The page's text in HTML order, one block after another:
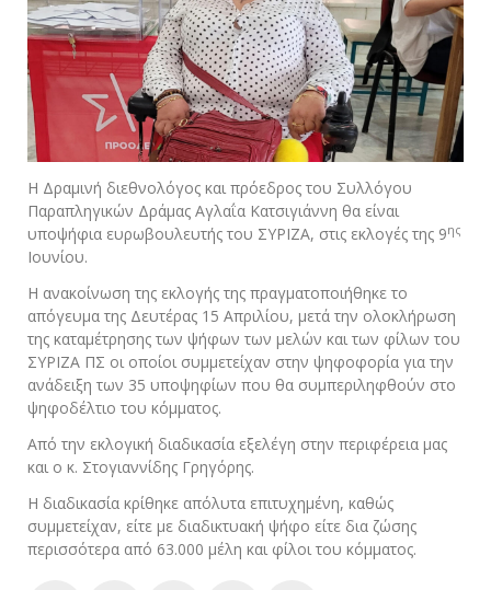
Η Δραμινή διεθνολόγος και πρόεδρος του Συλλόγου
Παραπληγικών Δράμας Αγλαΐα Κατσιγιάννη θα είναι
υποψήφια ευρωβουλευτής του ΣΥΡΙΖΑ, στις εκλογές της 9ης
Ιουνίου.
Η ανακοίνωση της εκλογής της πραγματοποιήθηκε το
απόγευμα της Δευτέρας 15 Απριλίου, μετά την ολοκλήρωση
της καταμέτρησης των ψήφων των μελών και των φίλων του
ΣΥΡΙΖΑ ΠΣ οι οποίοι συμμετείχαν στην ψηφοφορία για την
ανάδειξη των 35 υποψηφίων που θα συμπεριληφθούν στο
ψηφοδέλτιο του κόμματος.
Από την εκλογική διαδικασία εξελέγη στην περιφέρεια μας
και ο κ. Στογιαννίδης Γρηγόρης.
Η διαδικασία κρίθηκε απόλυτα επιτυχημένη, καθώς
συμμετείχαν, είτε με διαδικτυακή ψήφο είτε δια ζώσης
περισσότερα από 63.000 μέλη και φίλοι του κόμματος.